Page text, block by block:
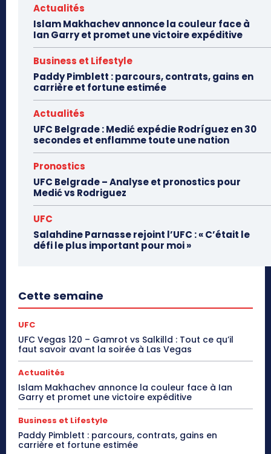
Actualités
Islam Makhachev annonce la couleur face à
Ian Garry et promet une victoire expéditive
Business et Lifestyle
Paddy Pimblett : parcours, contrats, gains en
carrière et fortune estimée
Actualités
UFC Belgrade : Medić expédie Rodríguez en 30
secondes et enflamme toute une nation
Pronostics
UFC Belgrade – Analyse et pronostics pour
Medić vs Rodriguez
UFC
Salahdine Parnasse rejoint l’UFC : « C’était le
défi le plus important pour moi »
Cette semaine
UFC
UFC Vegas 120 – Gamrot vs Salkilld : Tout ce qu’il
faut savoir avant la soirée à Las Vegas
Actualités
Islam Makhachev annonce la couleur face à Ian
Garry et promet une victoire expéditive
Business et Lifestyle
Paddy Pimblett : parcours, contrats, gains en
carrière et fortune estimée